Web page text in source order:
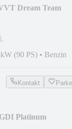
Dream Team
(90 PS) • Benzin
Kontakt
Platinum